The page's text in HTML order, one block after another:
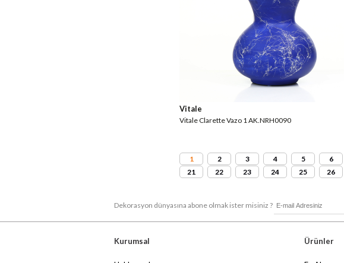
Vitale
Vitale Clarette Vazo 1 AK.NRH0090
1 2 3 4 5 6
21
22 23 24 25 26
Dekorasyon dünyasına abone olmak ister misiniz ?
Kurumsal Ürünler